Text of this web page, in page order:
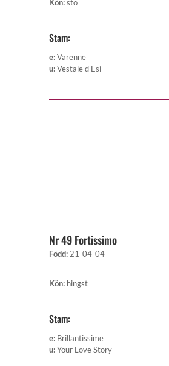
Kön:sto
Stam:
e:Varenne
u:Vestale d'Esi
Nr 49 Fortissimo
Född: 21-04-04
Kön: hingst
Stam:
e: Brillantissime
u:Your Love Story